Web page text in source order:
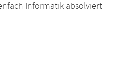
Informatik absolviert